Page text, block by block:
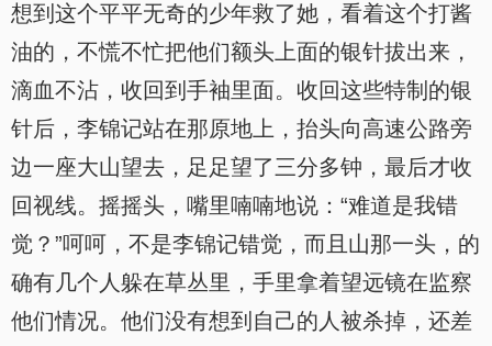
想到这个平平无奇的少年救了她，看着这个打酱
油的，不慌不忙把他们额头上面的银针拔出来，
滴血不沾，收回到手袖里面。收回这些特制的银
针后，李锦记站在那原地上，抬头向高速公路旁
边一座大山望去，足足望了三分多钟，最后才收
回视线。摇摇头，嘴里喃喃地说：“难道是我错
觉？”呵呵，不是李锦记错觉，而且山那一头，的
确有几个人躲在草丛里，手里拿着望远镜在监察
他们情况。他们没有想到自己的人被杀掉，还差